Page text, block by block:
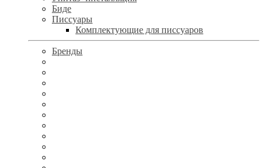
Биде
Писсуары
Комплектующие для писсуаров
Бренды